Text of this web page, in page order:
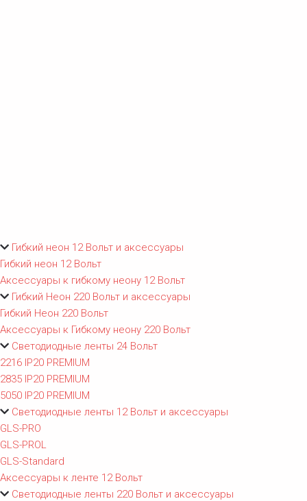
Гибкий неон 12 Вольт и аксессуары
Гибкий неон 12 Вольт
Аксессуары к гибкому неону 12 Вольт
Гибкий Неон 220 Вольт и аксессуары
Гибкий Неон 220 Вольт
Аксессуары к Гибкому неону 220 Вольт
Светодиодные ленты 24 Вольт
2216 IP20 PREMIUM
2835 IP20 PREMIUM
5050 IP20 PREMIUM
Светодиодные ленты 12 Вольт и аксессуары
GLS-PRO
GLS-PROL
GLS-Standard
Аксессуары к ленте 12 Вольт
Светодиодные ленты 220 Вольт и аксессуары